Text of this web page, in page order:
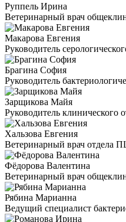
Руппель Ирина
Ветеринарный врач
Макарова Евгения
Руководитель
Брагина София
Руководитель
Зарщикова Майя
Руководитель клинического
Хальзова Евгения
Ветеринарный врач отдела
Фёдорова Валентина
Ветеринарный врач
Рябина Марианна
Ведущий специалист